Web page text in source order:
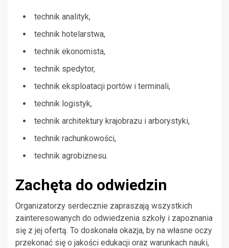
technik analityk,
technik hotelarstwa,
technik ekonomista,
technik spedytor,
technik eksploatacji portów i terminali,
technik logistyk,
technik architektury krajobrazu i arborystyki,
technik rachunkowości,
technik agrobiznesu.
Zachęta do odwiedzin
Organizatorzy serdecznie zapraszają wszystkich
zainteresowanych do odwiedzenia szkoły i zapoznania
się z jej ofertą. To doskonała okazja, by na własne oczy
przekonać się o jakości edukacji oraz warunkach nauki,